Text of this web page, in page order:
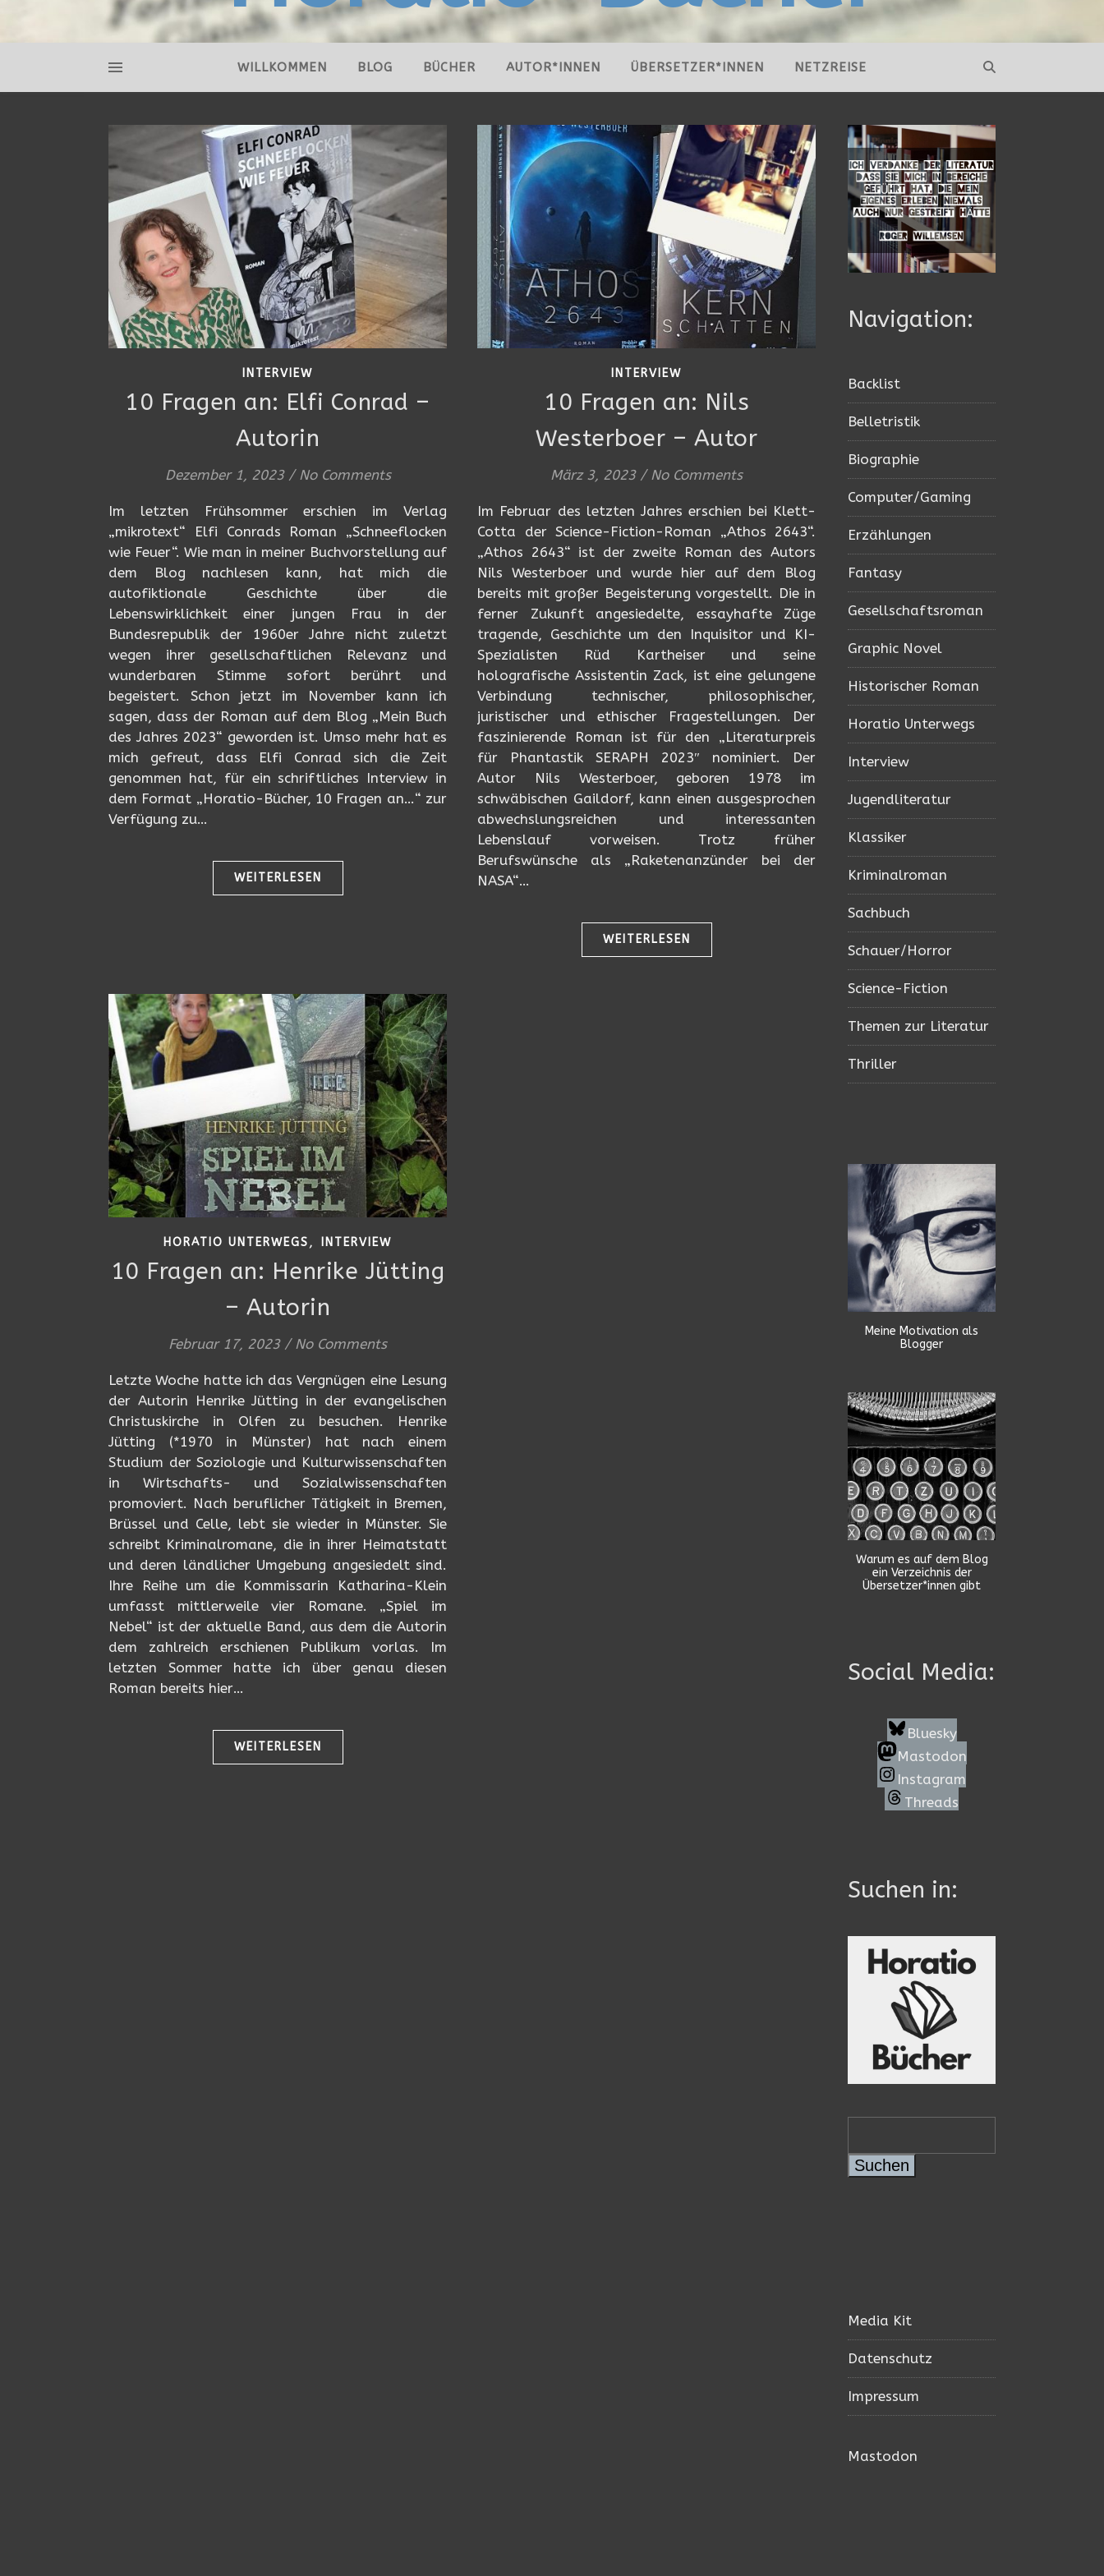
WILLKOMMEN BLOG BÜCHER AUTOR*INNEN ÜBERSETZER*INNEN NETZREISE
INTERVIEW
10 Fragen an: Elfi Conrad –
Autorin
Dezember 1, 2023 / No Comments
Im letzten Frühsommer erschien im Verlag
„mikrotext“ Elfi Conrads Roman „Schneeflocken
wie Feuer“. Wie man in meiner Buchvorstellung auf
dem Blog nachlesen kann, hat mich die
autofiktionale Geschichte über die
Lebenswirklichkeit einer jungen Frau in der
Bundesrepublik der 1960er Jahre nicht zuletzt
wegen ihrer gesellschaftlichen Relevanz und
wunderbaren Stimme sofort berührt und
begeistert. Schon jetzt im November kann ich
sagen, dass der Roman auf dem Blog „Mein Buch
des Jahres 2023“ geworden ist. Umso mehr hat es
mich gefreut, dass Elfi Conrad sich die Zeit
genommen hat, für ein schriftliches Interview in
dem Format „Horatio-Bücher, 10 Fragen an…“ zur
Verfügung zu…
WEITERLESEN
INTERVIEW
10 Fragen an: Nils
Westerboer – Autor
März 3, 2023 / No Comments
Im Februar des letzten Jahres erschien bei Klett-
Cotta der Science-Fiction-Roman „Athos 2643“.
„Athos 2643“ ist der zweite Roman des Autors
Nils Westerboer und wurde hier auf dem Blog
bereits mit großer Begeisterung vorgestellt. Die in
ferner Zukunft angesiedelte, essayhafte Züge
tragende, Geschichte um den Inquisitor und KI-
Spezialisten Rüd Kartheiser und seine
holografische Assistentin Zack, ist eine gelungene
Verbindung technischer, philosophischer,
juristischer und ethischer Fragestellungen. Der
faszinierende Roman ist für den „Literaturpreis
für Phantastik SERAPH 2023″ nominiert. Der
Autor Nils Westerboer, geboren 1978 im
schwäbischen Gaildorf, kann einen ausgesprochen
abwechslungsreichen und interessanten
Lebenslauf vorweisen. Trotz früher
Berufswünsche als „Raketenanzünder bei der
NASA“…
WEITERLESEN
HORATIO UNTERWEGS , INTERVIEW
10 Fragen an: Henrike Jütting
– Autorin
Februar 17, 2023 / No Comments
Letzte Woche hatte ich das Vergnügen eine Lesung
der Autorin Henrike Jütting in der evangelischen
Christuskirche in Olfen zu besuchen. Henrike
Jütting (*1970 in Münster) hat nach einem
Studium der Soziologie und Kulturwissenschaften
in Wirtschafts- und Sozialwissenschaften
promoviert. Nach beruflicher Tätigkeit in Bremen,
Brüssel und Celle, lebt sie wieder in Münster. Sie
schreibt Kriminalromane, die in ihrer Heimatstatt
und deren ländlicher Umgebung angesiedelt sind.
Ihre Reihe um die Kommissarin Katharina-Klein
umfasst mittlerweile vier Romane. „Spiel im
Nebel“ ist der aktuelle Band, aus dem die Autorin
dem zahlreich erschienen Publikum vorlas. Im
letzten Sommer hatte ich über genau diesen
Roman bereits hier…
WEITERLESEN
Navigation:
Backlist
Belletristik
Biographie
Computer/Gaming
Erzählungen
Fantasy
Gesellschaftsroman
Graphic Novel
Historischer Roman
Horatio Unterwegs
Interview
Jugendliteratur
Klassiker
Kriminalroman
Sachbuch
Schauer/Horror
Science-Fiction
Themen zur Literatur
Thriller
Meine Motivation als
Blogger
Warum es auf dem Blog
ein Verzeichnis der
Übersetzer*innen gibt
Social Media:
Bluesky
Mastodon
Instagram
Threads
Suchen in:
Suchen
Media Kit
Datenschutz
Impressum
Mastodon